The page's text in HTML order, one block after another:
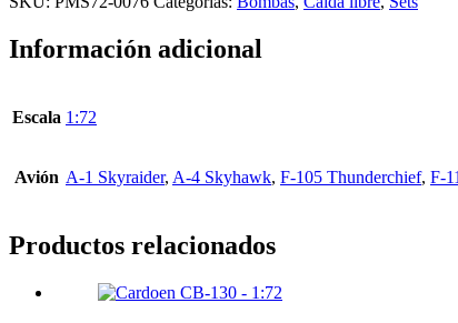
Información adicional
Escala 1:72
Avión A-1 Skyraider, A-4 Skyhawk, F-105 Thunderchief, F-
Productos relacionados